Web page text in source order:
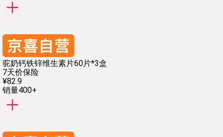
驼奶钙铁锌维生素片60片*3盒
7天价保险
¥82.9
销量400+